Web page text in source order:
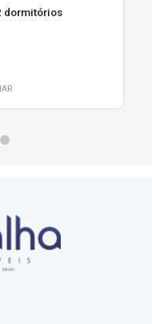
dormitórios